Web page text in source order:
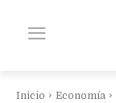
Inicio Economía